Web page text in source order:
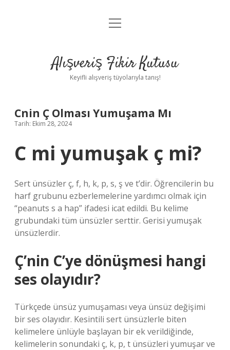
Anasayfa
Yasal Uyarı
menüyü
Alışveriş Fikir Kutusu
Keyifli alışveriş tüyolarıyla tanış!
Cnin Ç Olması Yumuşama Mı
Tarih: Ekim 28, 2024
C mi yumuşak ç mi?
Sert ünsüzler ç, ​​​​f, h, k, p, s, ş ve t’dir. Öğrencilerin bu
harf grubunu ezberlemelerine yardımcı olmak için
“peanuts s a hap” ifadesi icat edildi. Bu kelime
grubundaki tüm ünsüzler serttir. Gerisi yumuşak
ünsüzlerdir.
Ç’nin C’ye dönüşmesi hangi
ses olayıdır?
Türkçede ünsüz yumuşaması veya ünsüz değişimi
bir ses olayıdır. Kesintili sert ünsüzlerle biten
kelimelere ünlüyle başlayan bir ek verildiğinde,
kelimelerin sonundaki ç, k, p, t ünsüzleri yumuşar ve